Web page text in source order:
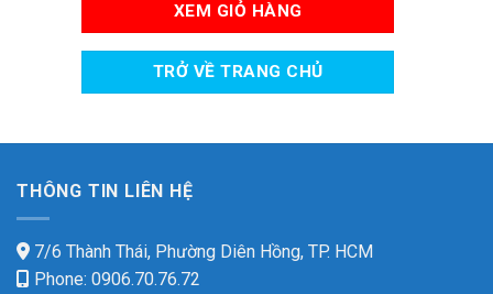
XEM GIỎ HÀNG
TRỞ VỀ TRANG CHỦ
THÔNG TIN LIÊN HỆ
7/6 Thành Thái, Phường Diên Hồng, TP. HCM
Phone: 0906.70.76.72